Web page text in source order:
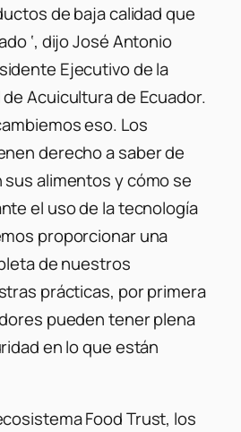
de baja calidad que
‘, dijo José Antonio
Ejecutivo de la
Acuicultura de Ecuador.
eso. Los
derecho a saber de
alimentos y cómo se
el uso de la tecnología
proporcionar una
de nuestros
prácticas, por primera
pueden tener plena
en lo que están
Food Trust, los